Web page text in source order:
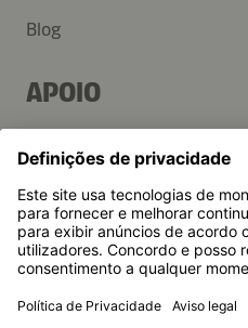
Blog
APOIO
Perguntas frequentes
Imprensa
A Kikkoman é uma marca